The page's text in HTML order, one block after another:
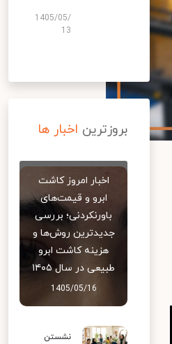
1405/05/
13
بروزترین اخبار ها
اخبار امروز کاشت
ابرو و قیمت‌های
باورنکردنی؛ بررسی
جدیدترین روش‌ها و
هزینه کاشت ابرو
طبیعی در سال ۱۴۰۵
1405/05/16
نشستن